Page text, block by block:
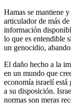
Hamas se mantiene
articulador de más
información
lo que es entendible
un genocidio,
El daño hecho a la
en un mundo que
economía israelí está
a su disposición.
normas son meras